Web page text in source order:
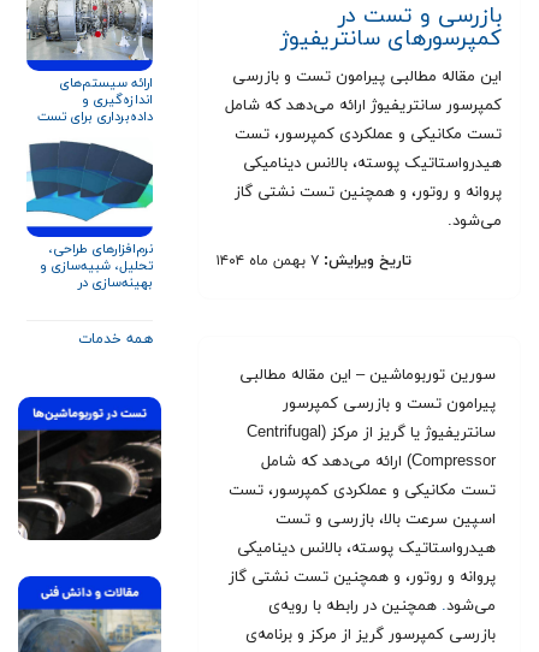
بازرسی و تست در
کمپرسورهای سانتریفیوژ
این مقاله مطالبی پیرامون تست و بازرسی
کمپرسور سانتریفیوژ ارائه می‌دهد که شامل
تست مکانیکی و عملکردی کمپرسور، تست
هیدرواستاتیک پوسته، بالانس دینامیکی
پروانه و روتور، و همچنین تست نشتی گاز
می‌شود.
تاریخ ویرایش: ۷ بهمن ماه ۱۴۰۴
سورین توربوماشین – این مقاله مطالبی
پیرامون تست و بازرسی کمپرسور
سانتریفیوژ یا گریز از مرکز (Centrifugal
Compressor) ارائه می‌دهد که شامل
تست مکانیکی و عملکردی کمپرسور، تست
اسپین سرعت بالا، بازرسی و تست
هیدرواستاتیک پوسته، بالانس دینامیکی
پروانه و روتور، و همچنین تست نشتی گاز
می‌شود. همچنین در رابطه با رویه‌ی
بازرسی کمپرسور گریز از مرکز و برنامه‌ی
ارائه سیستم‌های
اندازه‌گیری و
داده‌برداری برای تست
نرم‌افزارهای طراحی،
تحلیل، شبیه‌سازی و
بهینه‌سازی در
همه خدمات